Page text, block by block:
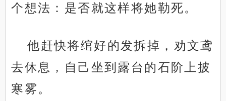
个想法：是否就这样将她勒死。
他赶快将绾好的发拆掉，劝文鸢
去休息，自己坐到露台的石阶上披
寒雾。